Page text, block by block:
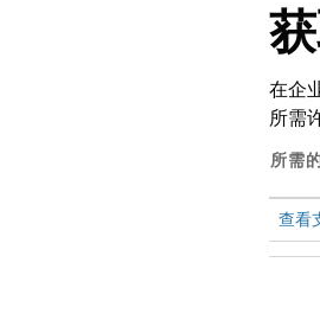
在企
所需
所需
查看